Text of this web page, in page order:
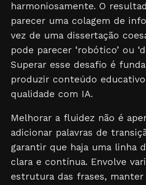
harmoniosamente. O
parecer uma colagem de
vez de uma dissertação
pode parecer ‘robótico’ ou
Superar esse desafio é
produzir conteúdo
qualidade com IA.
Melhorar a fluidez não é
adicionar palavras de
garantir que haja uma linha
clara e contínua. Envolve
estrutura das frases,